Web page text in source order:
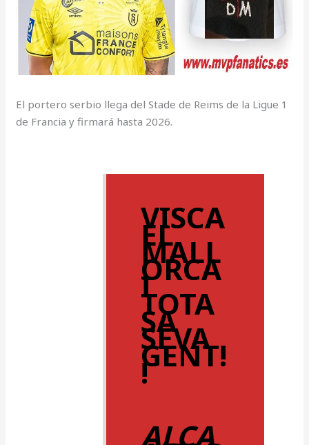
El portero serbio llega del Stade de Reims de la Ligue 1
de Francia ​y firmará hasta 2026.
VISCA
EL
MALL
ORCA
I
TOTA
SA
SEVA
GENT!
!
ALCA